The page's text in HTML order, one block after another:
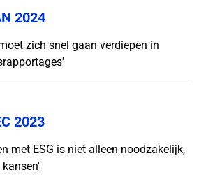
2024
zich snel gaan verdiepen in
2023
met ESG is niet alleen noodzakelijk,